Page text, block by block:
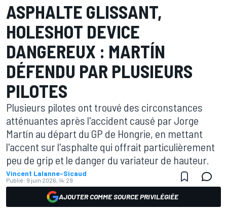
ASPHALTE GLISSANT,
HOLESHOT DEVICE
DANGEREUX : MARTÍN
DÉFENDU PAR PLUSIEURS
PILOTES
Plusieurs pilotes ont trouvé des circonstances
atténuantes après l'accident causé par Jorge
Martín au départ du GP de Hongrie, en mettant
l'accent sur l'asphalte qui offrait particulièrement
peu de grip et le danger du variateur de hauteur.
Vincent Lalanne-Sicaud
Publié: 9 juin 2026, 14:29
AJOUTER COMME SOURCE PRIVILÉGIÉE